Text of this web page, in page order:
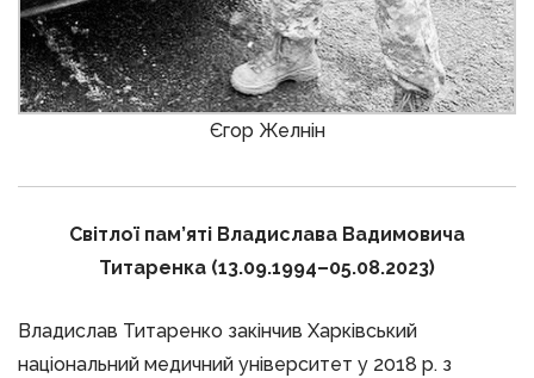
Єгор Желнін
Світлої пам’яті Владислава Вадимовича
Титаренка (13.09.1994–05.08.2023)
Владислав Титаренко закінчив Харківський
національний медичний університет у 2018 р. з